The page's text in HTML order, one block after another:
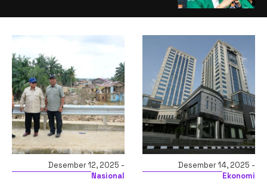
Desember 12, 2025 -
Nasional
Desember 14, 2025 -
Ekonomi